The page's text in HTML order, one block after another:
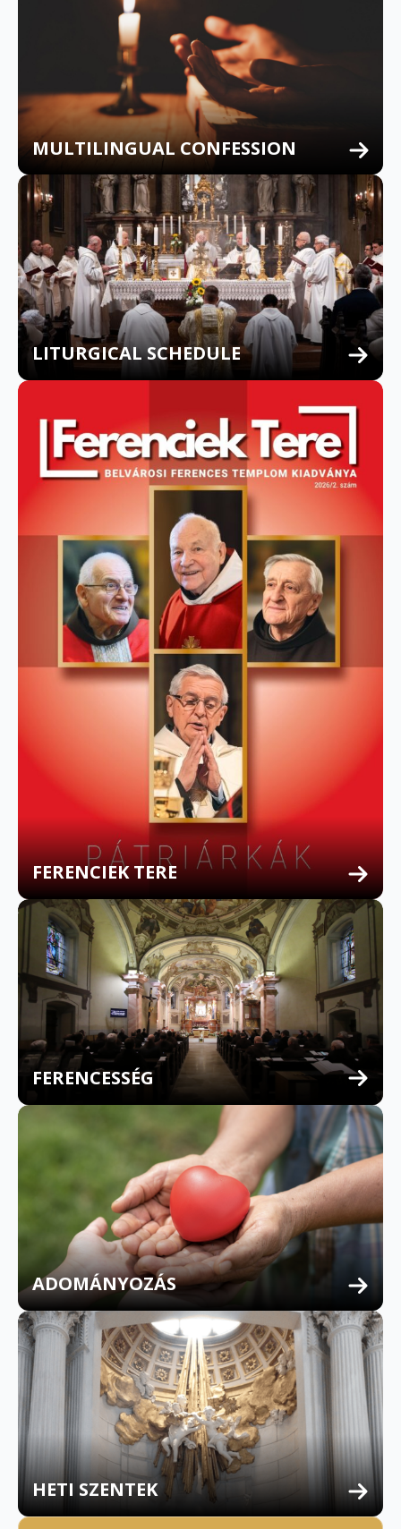
MULTILINGUAL CONFESSION
LITURGICAL SCHEDULE
FERENCIEK TERE
FERENCESSÉG
MULTILINGUAL CONFESSION
ADOMÁNYOZÁS
HETI SZENTEK